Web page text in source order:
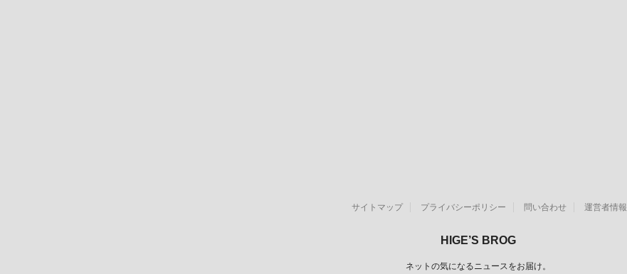
サイトマップ プライバシーポリシー 問い合わせ 運営者情報
HIGE’S BROG
ネットの気になるニュースをお届け。